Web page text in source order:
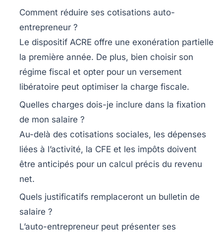
Comment réduire ses cotisations auto-
entrepreneur ?
Le dispositif ACRE offre une exonération partielle
la première année. De plus, bien choisir son
régime fiscal et opter pour un versement
libératoire peut optimiser la charge fiscale.
Quelles charges dois-je inclure dans la fixation
de mon salaire ?
Au-delà des cotisations sociales, les dépenses
liées à l’activité, la CFE et les impôts doivent
être anticipés pour un calcul précis du revenu
net.
Quels justificatifs remplaceront un bulletin de
salaire ?
L’auto-entrepreneur peut présenter ses